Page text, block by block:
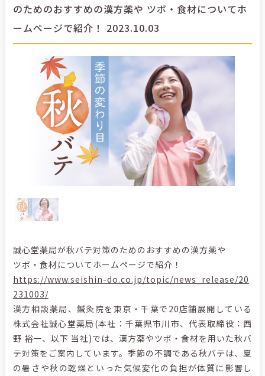
のためのおすすめの漢方薬や ツボ・食材についてホ
ームページで紹介！ 2023.10.03
誠心堂薬局が秋バテ対策のためのおすすめの漢方薬や
ツボ・食材についてホームページで紹介！
https://www.seishin-do.co.jp/topic/news_release/20
231003/
漢方相談薬局、鍼灸院を東京・千葉で20店舗展開している
株式会社誠心堂薬局(本社：千葉県市川市、代表取締役：西
野 裕一、以下 当社)では、漢方薬やツボ・食材を用いた秋バ
テ対策をご案内しています。季節の不調である秋バテは、夏
の暑さや秋の乾燥といった気候変化の負担が体質に影響し